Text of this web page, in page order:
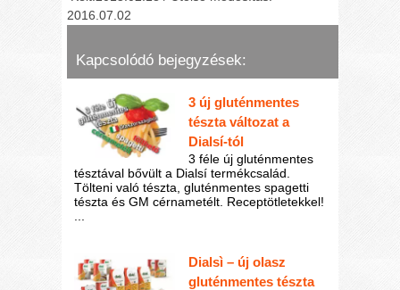
2016.07.02
Kapcsolódó bejegyzések:
3 új gluténmentes
tészta változat a
Dialsí-tól
3 féle új gluténmentes
tésztával bővült a Dialsí termékcsalád.
Tölteni való tészta, gluténmentes spagetti
tészta és GM cérnametélt. Receptötletekkel!
Dialsì – új olasz
gluténmentes tészta